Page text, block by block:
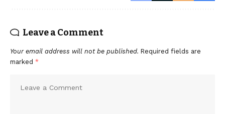
Leave a Comment
Your email address will not be published. Required fields are
marked *